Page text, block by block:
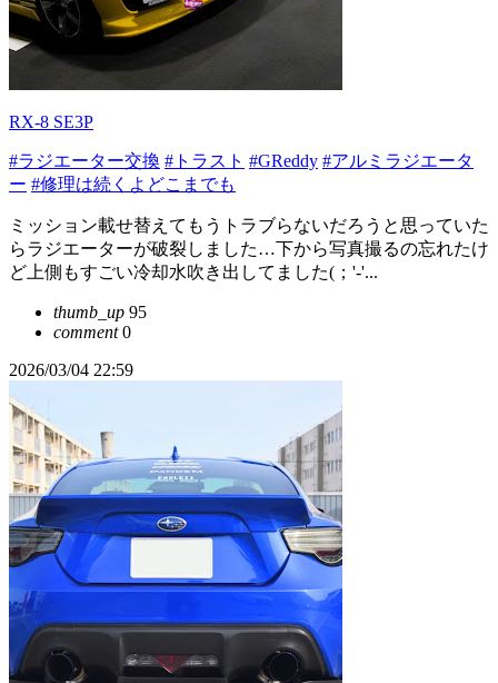
RX-8 SE3P
#ラジエーター交換 #トラスト #GReddy #アルミラジエータ
ー #修理は続くよどこまでも
ミッション載せ替えてもうトラブらないだろうと思っていた
らラジエーターが破裂しました…下から写真撮るの忘れたけ
ど上側もすごい冷却水吹き出してました(；'-'...
thumb_up 95
comment0
2026/03/04 22:59